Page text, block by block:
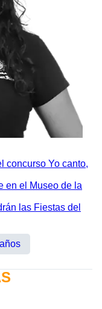
concurso Yo canto,
en el Museo de la
las Fiestas del